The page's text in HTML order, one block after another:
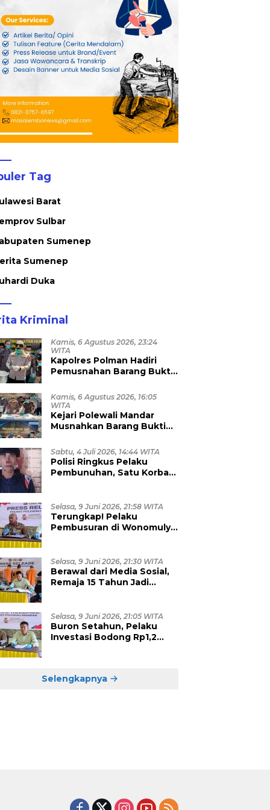
Ribuan Obat Ilegal
Tag
Barat
Sulbar
Sumenep
Sumenep
Duka
Kriminal
Kamis, 6 Agustus 2026, 23:24
WITA
Kapolres Polman Hadiri
Pemusnahan Barang Bukti
Kamis, 6 Agustus 2026, 16:05
WITA
Kejari Polewali Mandar
Musnahkan Barang Bukti
hingga Ribuan Obat Ilegal
Dimusnahkan
Sabtu, 4 Juli 2026, 14:44 WITA
Polisi Ringkus Pelaku
Pembunuhan, Satu Korban
Selasa, 9 Juni 2026, 21:58 WITA
Terungkap! Pelaku
Pembusuran di Wonomulyo
Tersangka Diamankan
Selasa, 9 Juni 2026, 21:30 WITA
Berawal dari Media Sosial,
Remaja 15 Tahun Jadi
Dibekuk Polisi
Selasa, 9 Juni 2026, 21:05 WITA
Buron Setahun, Pelaku
Investasi Bodong Rp1,2
Selengkapnya